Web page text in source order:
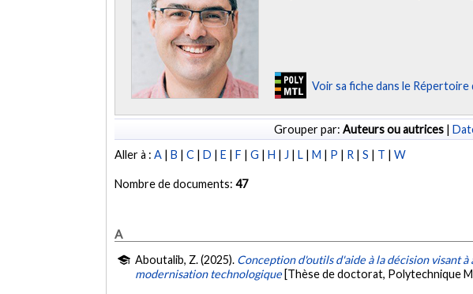
Voir sa fiche dans le
Grouper par: Auteurs ou autrices |
Aller à :A |B |C |D |E |F |G |H | J |L |M | P | R |S | T |W
Nombre de documents:47
A
Aboutalib, Z. (2025). Conception d'outils d'aide à la décision visant
modernisation technologique [Thèse de doctorat, Polytechnique